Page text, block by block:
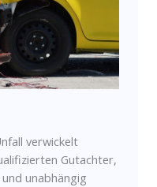
verwickelt
Gutachter,
unabhängig